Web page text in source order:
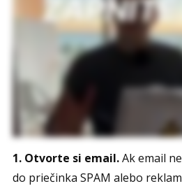
1. Otvorte si email.Ak email
do priečinka SPAM alebo